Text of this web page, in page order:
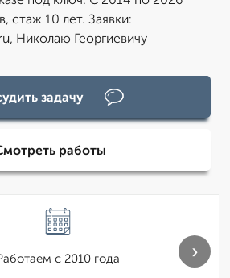
стаж 10 лет. Заявки:
Николаю Георгиевичу
задачу
работы
с 2010 года ›